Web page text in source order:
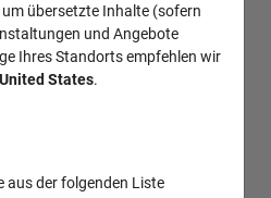
um übersetzte Inhalte (sofern
und Angebote
Ihres Standorts empfehlen wir
United States.
aus der folgenden Liste